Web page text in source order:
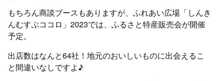
もちろん商談ブースもありますが、ふれあい広場「しんき
んむすぶココロ」2023では、ふるさと特産販売会が開催
予定。
出店数はなんと64社！地元のおいしいものに出会えるこ
と間違いなしですよ♪